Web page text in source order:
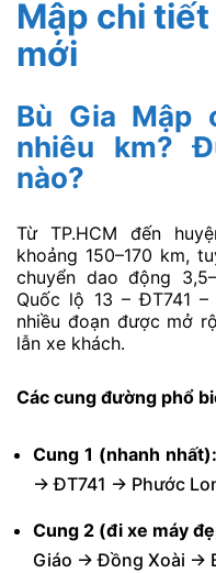
Mập chi
mới
Bù Gia Mập
nhiêu km?
nào?
Từ TP.HCM đến
khoảng 150–170 km,
chuyển dao động
Quốc lộ 13 – ĐT741
nhiều đoạn được mở
lẫn xe khách.
Các cung đường phổ
Cung 1 (nhanh nhất):
→ ĐT741 → Phước
Cung 2 (đi xe máy
Giáo → Đồng Xoài →